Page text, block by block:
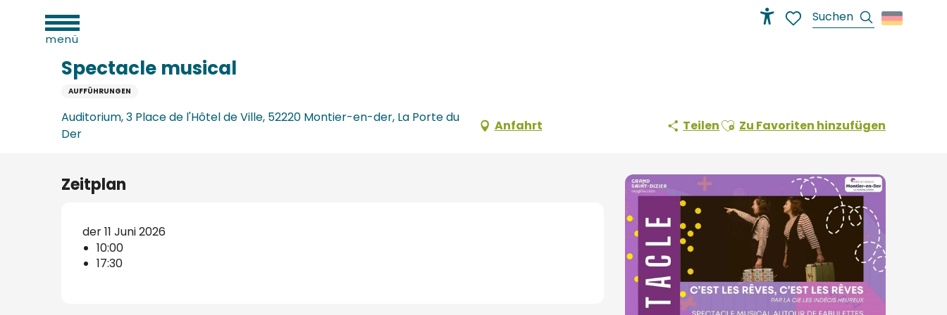
contenu
Suche
menü
Startseite
Spectacle musical
AUFFÜHRUNGEN
Auditorium, 3 Place de l'Hôtel de Ville, 52220 Montier-en-der, La Porte du
Der
Anfahrt TeilenAjouter aux favoris
Zu Favoriten hinzufügen
Zeitplan
der 11 Juni 2026
10:00
17:30